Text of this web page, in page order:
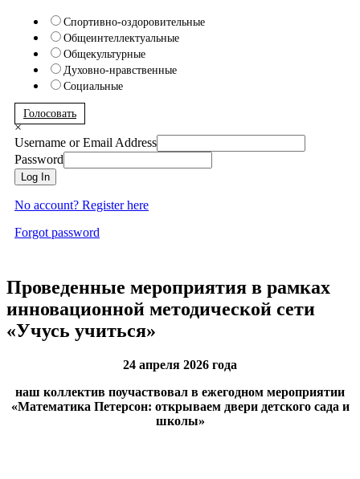
Спортивно-оздоровительные
Общеинтеллектуальные
Общекультурные
Духовно-нравственные
Социальные
Голосовать
×
Username or Email Address
Password
Log In
No account? Register here
Forgot password
Проведенные мероприятия в рамках
инновационной методической сети
«Учусь учиться»
24 апреля 2026 года
наш коллектив поучаствовал в ежегодном мероприятии
«Математика Петерсон: открываем двери детского сада и
школы»